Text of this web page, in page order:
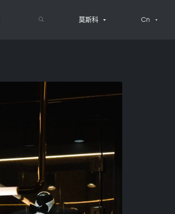
莫斯科 Cn